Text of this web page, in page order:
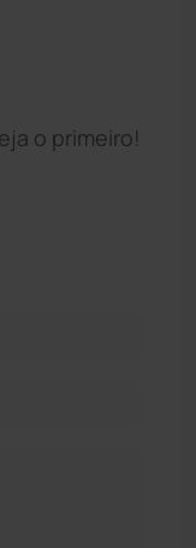
o primeiro!